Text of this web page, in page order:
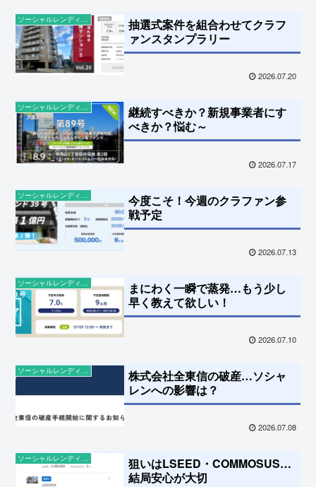
ソーシャルレンディングの話題
抽選式案件を組合わせてクラフ
ァンスタンプラリー
2026.07.20
ソーシャルレンディングの話題
継続すべきか？新規事業者にす
べきか？悩む～
2026.07.17
今度こそ！今週のクラファン参
戦予定
2026.07.13
まにわく一瞬で蒸発…もう少し
早く教えて欲しい！
2026.07.10
ソーシャルレンディングの話題
株式会社全東信の破産…ソシャ
レンへの影響は？
2026.07.08
ソーシャルレンディングの話題
狙いはLSEED・COMMOSUS…
結局安心が大切